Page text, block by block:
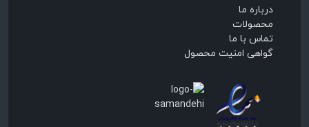
درباره ما
محصولات
تماس با ما
گواهی امنیت محصول